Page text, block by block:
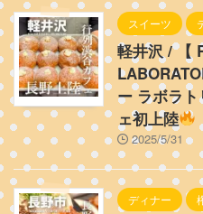
スイーツ
軽井沢 / 【
ー ラボラ
ェ初上陸
2025/5/31
ディナー